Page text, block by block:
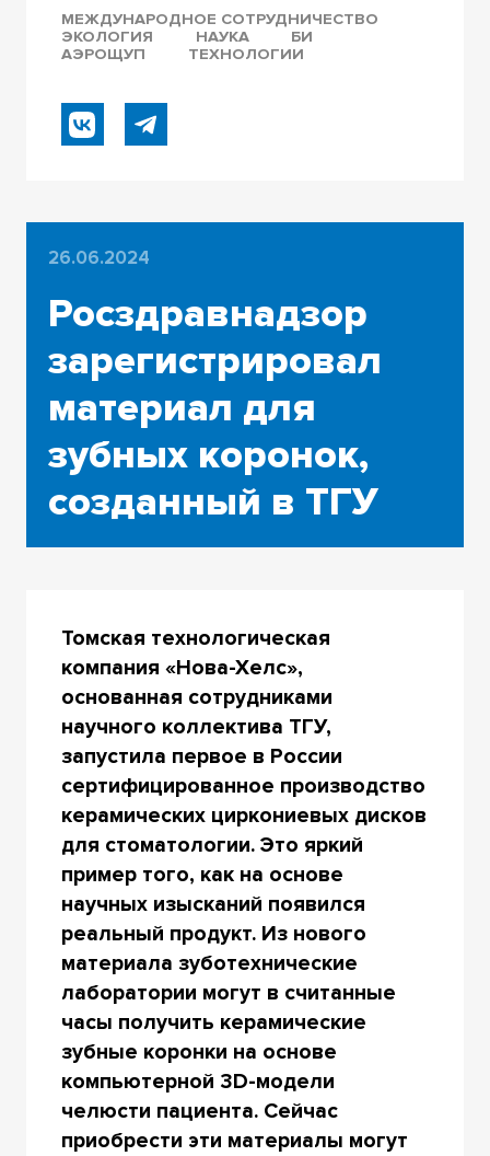
МЕЖДУНАРОДНОЕ СОТРУДНИЧЕСТВО
ЭКОЛОГИЯ
НАУКА
БИ
АЭРОЩУП
ТЕХНОЛОГИИ
26.06.2024
Росздравнадзор
зарегистрировал
материал для
зубных коронок,
созданный в ТГУ
Томская технологическая
компания «Нова-Хелс»,
основанная сотрудниками
научного коллектива ТГУ,
запустила первое в России
сертифицированное производство
керамических циркониевых дисков
для стоматологии. Это яркий
пример того, как на основе
научных изысканий появился
реальный продукт. Из нового
материала зуботехнические
лаборатории могут в считанные
часы получить керамические
зубные коронки на основе
компьютерной 3D-модели
челюсти пациента. Сейчас
приобрести эти материалы могут